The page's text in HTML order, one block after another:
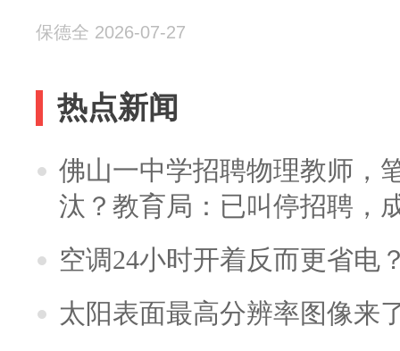
保德全 2026-07-27
热点新闻
佛山一中学招聘物理教师，
汰？教育局：已叫停招聘，
空调24小时开着反而更省电
太阳表面最高分辨率图像来